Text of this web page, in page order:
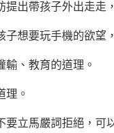
帶孩子外出走走
要玩手機的欲望
、教育的道理。
。
馬嚴詞拒絕，可